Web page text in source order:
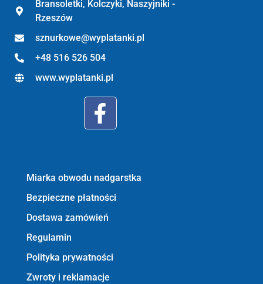
Bransoletki, Kolczyki, Naszyjniki -
Rzeszów
sznurkowe@wyplatanki.pl
+48 516 526 504
www.wyplatanki.pl
Miarka obwodu nadgarstka
Bezpieczne płatności
Dostawa zamówień
Regulamin
Polityka prywatności
Zwroty i reklamacje